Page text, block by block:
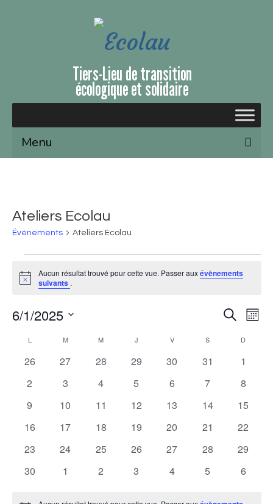
Tiers-Lieu de transition
écologique et solidaire
Menu
Évènements et ateliers
Nous soutenir
Devenir partenaire
Ateliers Ecolau
Évènements Ateliers Ecolau
Notice
Aucun résultat trouvé pour cette vue. Passer auxévènements
suivants .
de
vues
Recherche
Mois
6/1/2025
Calendrier
de
L M M J V S D
0
26
0
27
0
28
0
29
0
30
0
31
0
1
0
2
0
3
0
4
0
5
0
6
0
7
0
8
0
9
0
10
0
11
0
12
0
13
0
14
0
15
0
16
0
17
0
18
0
19
0
20
0
21
0
22
0
23
0
24
0
25
0
26
0
27
0
28
0
29
0
30
0
1
0
2
0
3
0
4
0
5
0
6